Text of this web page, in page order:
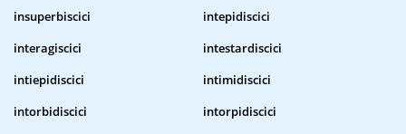
insuperbiscici
intepidiscici
interagiscici
intestardiscici
intiepidiscici
intimidiscici
intorbidiscici
intorpidiscici